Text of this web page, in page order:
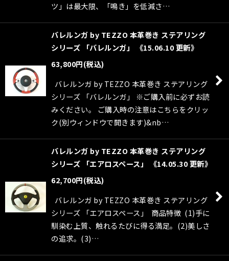
ツ」は最大限、「鳴き」を低減さ…
バレルンガ by TEZZO 本革巻き ステアリング
シリーズ 「バレルンガ」 《15.06.10 更新》
63,800円(税込)
バレルンガ by TEZZO 本革巻き ステアリング
シリーズ 「バレルンガ」 ※ご購入前に必ずお読
みください。 ご購入時の注意はこちらをクリッ
ク(別ウィンドウで開きます)&nb…
バレルンガ by TEZZO 本革巻き ステアリング
シリーズ 「エアロスペース」 《14.05.30 更新》
62,700円(税込)
バレルンガ by TEZZO 本革巻き ステアリング
シリーズ 「エアロスペース」 商品特徴 (1)手に
馴染む上質、触れるたびに得る満足。(2)美しさ
の追求。(3)…